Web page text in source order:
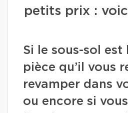
petits prix :
Si le sous-sol est
pièce qu’il vous
revamper dans
ou encore si